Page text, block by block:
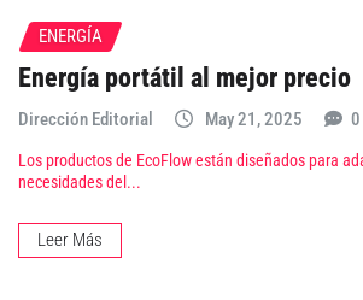
ENERGÍA
Energía portátil al mejor precio
Dirección Editorial May 21, 2025 0
Los productos de EcoFlow están diseñados para
necesidades del...
Leer Más